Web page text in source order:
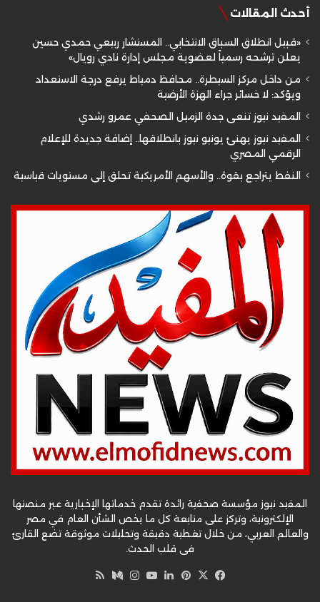
أحدث المقالات
«قبيل انطلاق السباق الانتخابي.. المستشار ربيعي حمدي حسين
يعلن ترشحه رسمياً لعضوية مجلس إدارة نادي رويال»
من داخل مركز السيطرة.. محافظ دمياط يرفع درجة الاستعداد
ويؤكد: لا خسائر جراء الهزة الأرضية
المفيد نيوز تنعى جدة الزميل الصحفي عمرو رشدي
المفيد نيوز يهنئ يونيو نيوز بانطلاقها.. إضافة جديدة للإعلام
الرقمي المصري
النفط يتراجع بقوة.. والأسهم الأمريكية تحلق إلى مستويات قياسية
المفيد نيوز مؤسسة صحفية رائدة تقدم خدماتها الإخبارية عبر منصتها
الإلكترونية، وتركز على متابعة كل ما يخص الشأن العام في مصر
والعالم العربي، من خلال تغطية دقيقة وتحليلات موثوقة تضع القارئ
في قلب الحدث.
فيسبوك
‫X بينتيريست
لينكدإن‫YouTube
انستقرام
وسط